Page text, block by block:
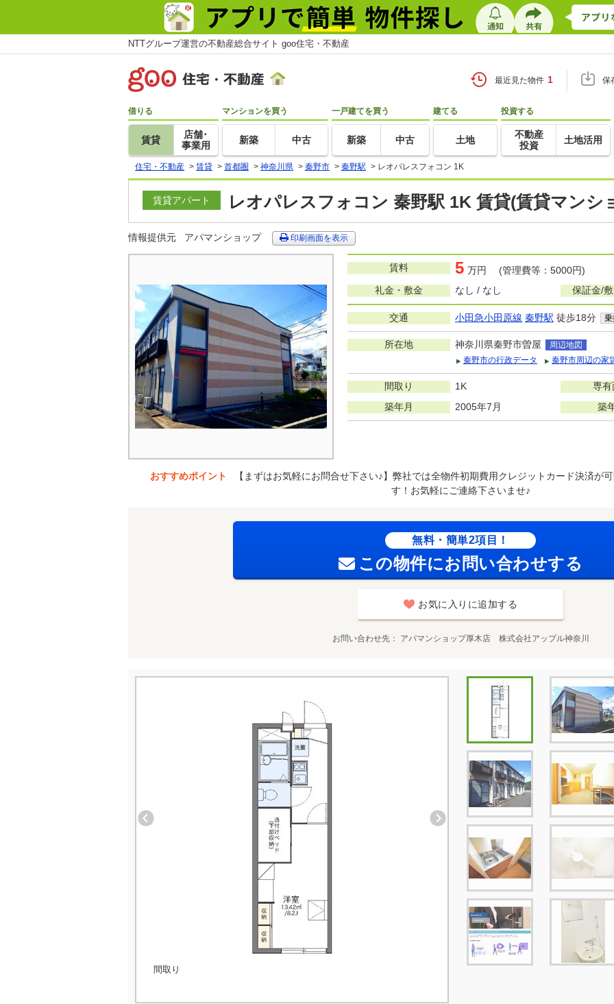
NTTグループ運営の不動産総合サイト goo住宅・不動産
最近見た物件 1 保
借りる
賃貸
店舗･
事業用
マンションを買う
新築 中古
一戸建てを買う
新築 中古
建てる
土地
投資する
不動産
投資
土地活用
住宅・不動産 > 賃貸 > 首都圏 > 神奈川県 > 秦野市 > 秦野駅 > レオパレスフォコン 1K
賃貸アパート レオパレスフォコン 秦野駅 1K 賃貸(賃貸マンシ
情報提供元 アパマンショップ 印刷画面を表示
賃料 5 万円 (管理費等：5000円)
礼金・敷金
なし / なし 保証金/
交通 小田急小田原線 秦野駅 徒歩18分 乗
所在地 神奈川県秦野市曽屋
周辺地図
秦野市の行政データ
秦野市周辺の家
間取り 1K 専有
築年月 2005年7月 築
おすすめポイント
【まずはお気軽にお問合せ下さい♪】弊社では全物件初期費用クレジットカード決済が
す！お気軽にご連絡下さいませ♪
無料・簡単2項目！
この物件にお問い合わせする
お気に入りに追加する
お問い合わせ先 アパマンショップ厚木店 株式会社アップル神奈川
間取り